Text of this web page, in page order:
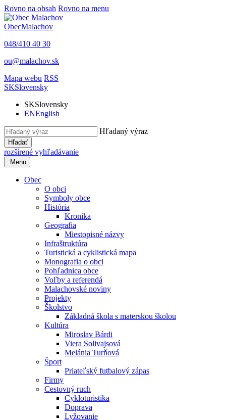
Rovno na obsah Rovno na menu
ObecMalachov
048/410 40 30
ou@malachov.sk
Mapa webu RSS
SKSlovensky
SKSlovensky
ENEnglish
Hľadaný výraz
Hľadať
rozšírené vyhľadávanie
Menu
Obec
O obci
Symboly obce
História
Kronika
Geografia
Miestopisné názvy
Infraštruktúra
Turistická a cyklistická mapa
Monografia o obci
Pohľadnica obce
Voľby a referendá
Malachovské noviny
Projekty
Školstvo
Základná škola s materskou školou
Kultúra
Miroslav Bárdi
Viera Solivajsová
Melánia Turňová
Šport
Priateľský futbalový zápas
Firmy
Cestovný ruch
Cykloturistika
Doprava
Lyžovanie